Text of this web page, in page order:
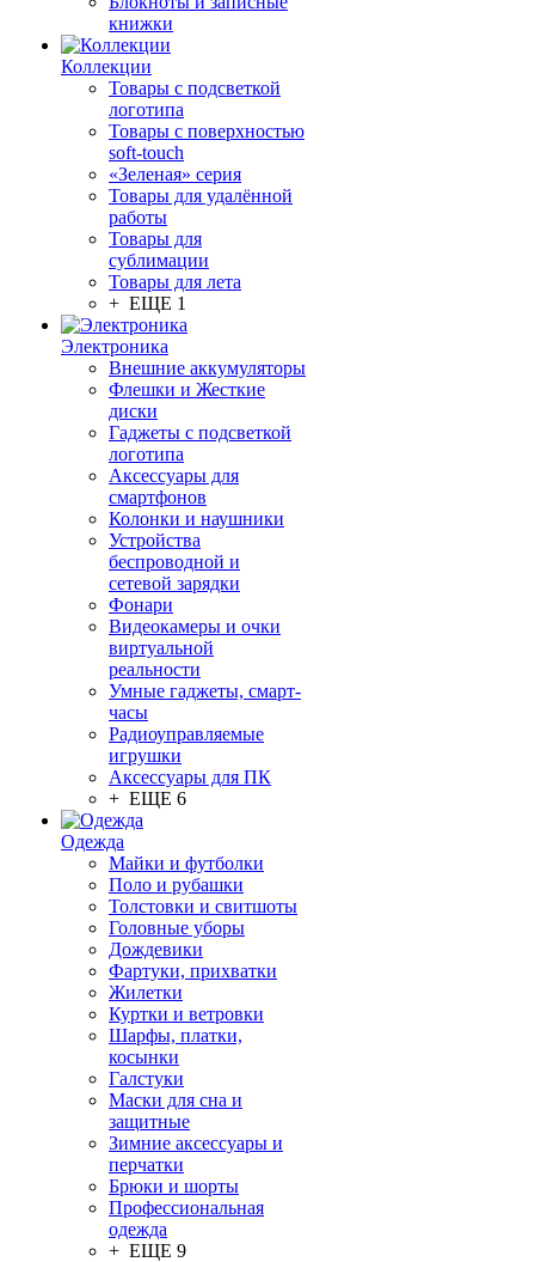
книжки
Коллекции
Товары с подсветкой
логотипа
Товары с поверхностью
soft-touch
«Зеленая» серия
Товары для удалённой
работы
Товары для
сублимации
Товары для лета
+ ЕЩЕ 1
Электроника
Внешние аккумуляторы
Флешки и Жесткие
диски
Гаджеты с подсветкой
логотипа
Аксессуары для
смартфонов
Колонки и наушники
Устройства
беспроводной и
сетевой зарядки
Фонари
Видеокамеры и очки
виртуальной
реальности
Умные гаджеты, смарт-
часы
Радиоуправляемые
игрушки
Аксессуары для ПК
+ ЕЩЕ 6
Одежда
Майки и футболки
Поло и рубашки
Толстовки и свитшоты
Головные уборы
Дождевики
Фартуки, прихватки
Жилетки
Куртки и ветровки
Шарфы, платки,
косынки
Галстуки
Маски для сна и
защитные
Зимние аксессуары и
перчатки
Брюки и шорты
Профессиональная
одежда
+ ЕЩЕ 9